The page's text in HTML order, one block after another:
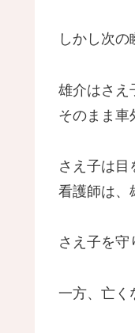
しかし次の
雄介はさえ
そのまま車
さえ子は目
看護師は、
さえ子を守
一方、亡く